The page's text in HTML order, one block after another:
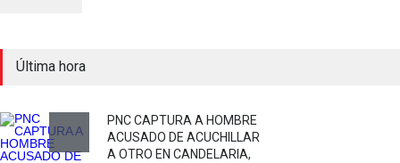
Última hora
PNC CAPTURA A HOMBRE
ACUSADO DE ACUCHILLAR
A OTRO EN CANDELARIA,